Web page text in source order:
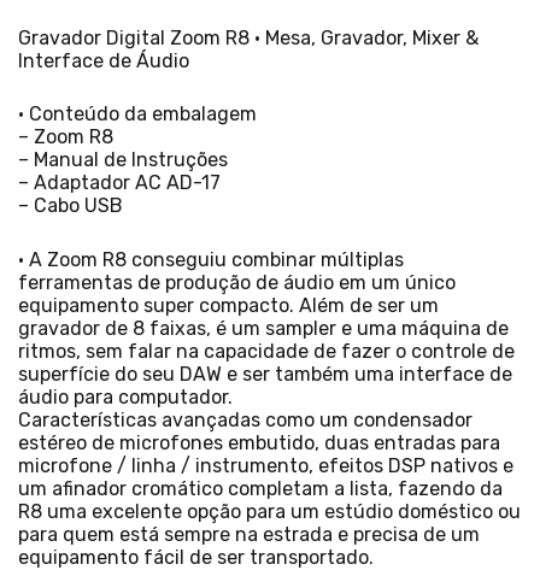
Gravador Digital Zoom R8 • Mesa, Gravador, Mixer &
Interface de Áudio
• Conteúdo da embalagem
– Zoom R8
– Manual de Instruções
– Adaptador AC AD-17
– Cabo USB
• A Zoom R8 conseguiu combinar múltiplas
ferramentas de produção de áudio em um único
equipamento super compacto. Além de ser um
gravador de 8 faixas, é um sampler e uma máquina de
ritmos, sem falar na capacidade de fazer o controle de
superfície do seu DAW e ser também uma interface de
áudio para computador.
Características avançadas como um condensador
estéreo de microfones embutido, duas entradas para
microfone / linha / instrumento, efeitos DSP nativos e
um afinador cromático completam a lista, fazendo da
R8 uma excelente opção para um estúdio doméstico ou
para quem está sempre na estrada e precisa de um
equipamento fácil de ser transportado.